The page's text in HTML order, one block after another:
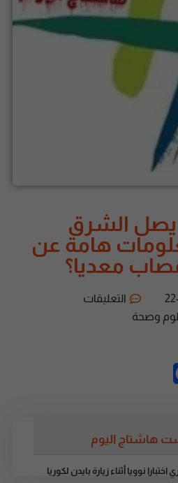
يصل الشرق
هامة عن
معديا؟
التعليقات
وصحة
هاشتاج اليوم
نوويا أثناء زيارة بايدن لكوريا